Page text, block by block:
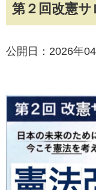
第２回改憲サ
公開日：2026年